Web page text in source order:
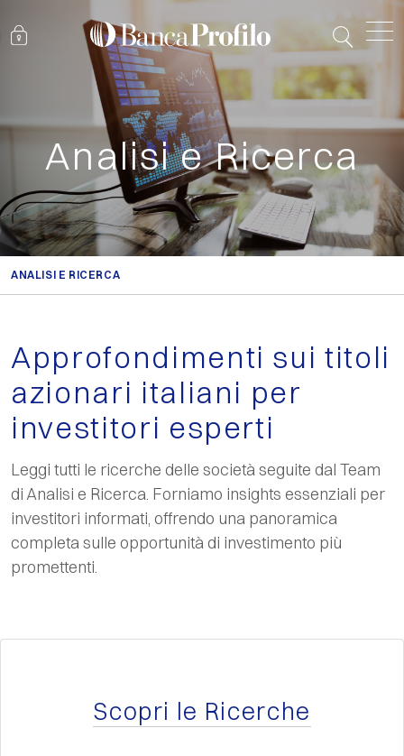
Analisi e Ricerca
ANALISI E RICERCA
Approfondimenti sui titoli
azionari italiani per
investitori esperti
Leggi tutti le ricerche delle società seguite dal Team
di Analisi e Ricerca. Forniamo insights essenziali per
investitori informati, offrendo una panoramica
completa sulle opportunità di investimento più
promettenti.
Scopri le Ricerche